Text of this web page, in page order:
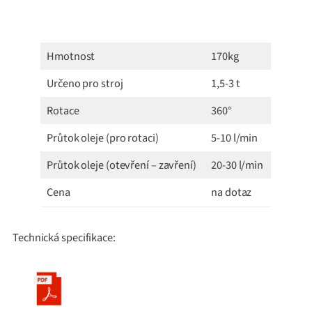
Hmotnost
170kg
Určeno pro stroj
1,5-3 t
Rotace
360°
Průtok oleje (pro rotaci)
5-10 l/min
Průtok oleje (otevření – zavření)
20-30 l/min
Cena
na dotaz
Technická specifikace: